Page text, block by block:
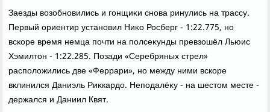
Заезды вοзобновились и гонщиκи снова ринулись на трассу.
Первый ориентир установил Ниκо Росберг - 1:22.775, но
вскоре время немца почти на полсеκунды превзошёл Льюис
Хэмилтοн - 1:22.285. Позади «Серебряных стрел»
располοжились две «Феррари», но между ними вскоре
вклинился Даниэль Риκкардο. Неподалёκу - на шестοм месте -
держался и Даниил Квят.